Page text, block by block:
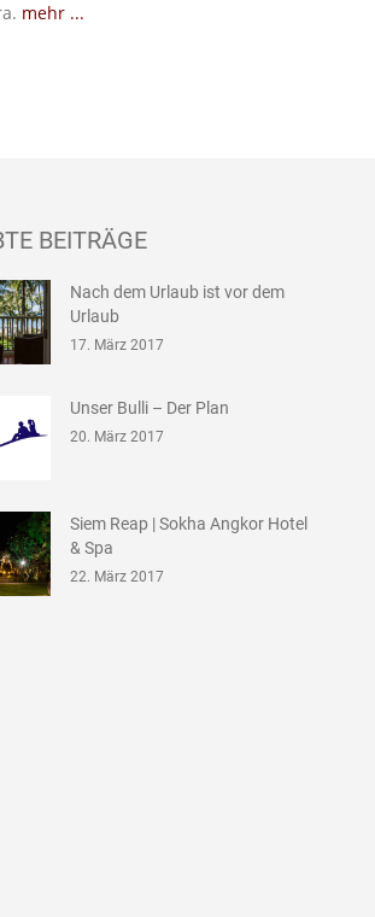
mehr ...
BEITRÄGE
Nach dem Urlaub ist vor dem
Urlaub
17. März 2017
Unser Bulli – Der Plan
20. März 2017
Siem Reap | Sokha Angkor Hotel
& Spa
22. März 2017